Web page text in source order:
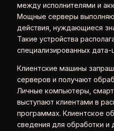
между исполнителями и
Мощные серверы
действия, нуждающиеся
Такие устройства
специализированных дата-
Клиентские машины
серверов и получают
Личные компьютеры,
выступают клиентами в
программах. Клиентское
сведения для обработки и